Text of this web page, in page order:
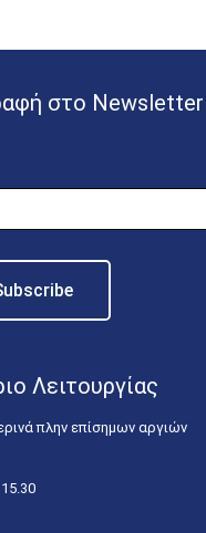
στο Newsletter
Λειτουργίας
πλην επίσημων αργιών